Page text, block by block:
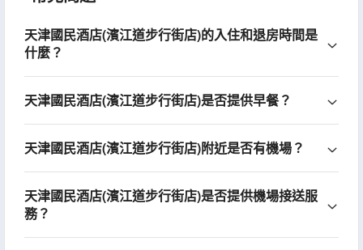
天津國民酒店(濱江道步行街店)的入住和退房時間是
什麼？
天津國民酒店(濱江道步行街店)是否提供早餐？
天津國民酒店(濱江道步行街店)附近是否有機場？
天津國民酒店(濱江道步行街店)是否提供機場接送服
務？